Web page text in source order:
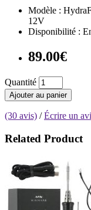
Modèle :
12V
Disponibilité :
89.00€
Quantité
Ajouter au panier
(30 avis) /Écrire un
Related Product